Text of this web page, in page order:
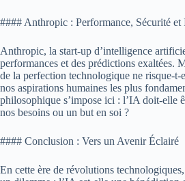
#### Anthropic : Performance, Sécurité et
Anthropic, la start-up d’intelligence
performances et des prédictions exaltées.
de la perfection technologique ne risque-t-
nos aspirations humaines les plus
philosophique s’impose ici : l’IA doit-elle
nos besoins ou un but en soi ?
#### Conclusion : Vers un Avenir Éclairé
En cette ère de révolutions